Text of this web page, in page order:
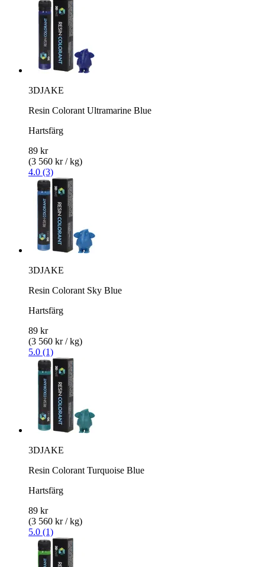
3DJAKE
Resin Colorant Ultramarine Blue
Hartsfärg
89 kr
(3 560 kr / kg)
4.0 (3)
3DJAKE
Resin Colorant Sky Blue
Hartsfärg
89 kr
(3 560 kr / kg)
5.0 (1)
3DJAKE
Resin Colorant Turquoise Blue
Hartsfärg
89 kr
(3 560 kr / kg)
5.0 (1)